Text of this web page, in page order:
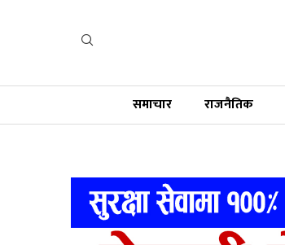
समाचार राजनैतिक